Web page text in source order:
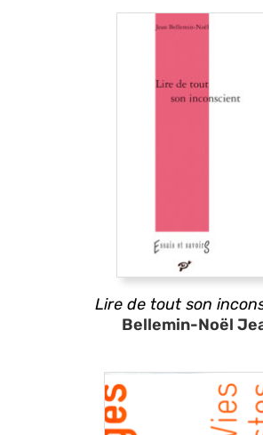
Lire de tout son
Bellemin-Noël